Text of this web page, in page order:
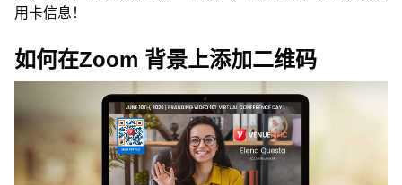
用卡信息！
如何在Zoom 背景上添加二维码